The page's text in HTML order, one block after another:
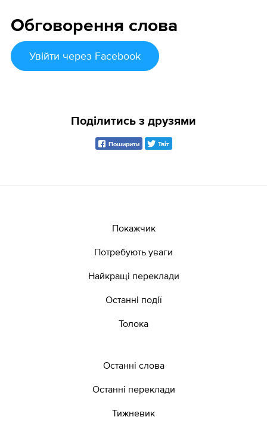
Обговорення слова
Увійти через Facebook
Поділитись з друзями
Поширити Твіт
Покажчик
Потребують уваги
Найкращі переклади
Останні події
Толока
Останні слова
Останні переклади
Тижневик